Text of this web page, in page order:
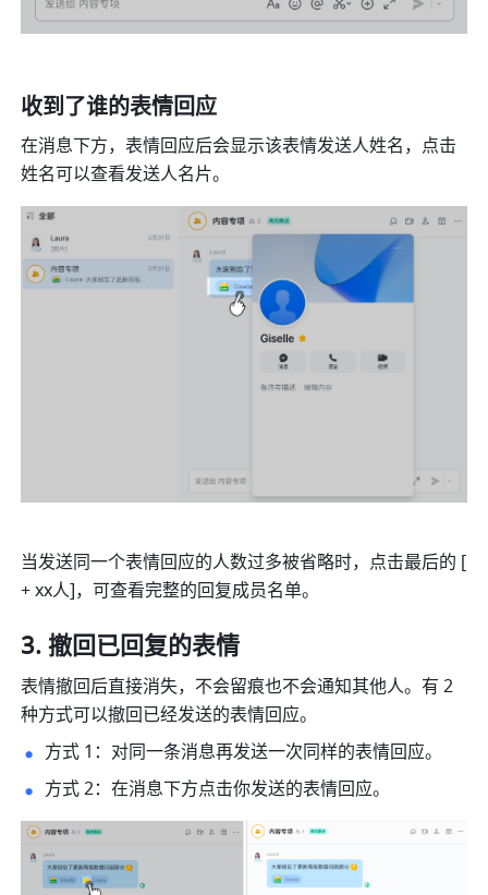
收到了谁的表情回应
在消息下方，表情回应后会显示该表情发送人姓名，点击
姓名可以查看发送人名片。
当发送同一个表情回应的人数过多被省略时，点击最后的 [
+ xx人]，可查看完整的回复成员名单。
撤回已回复的表情
表情撤回后直接消失，不会留痕也不会通知其他人。有 2
种方式可以撤回已经发送的表情回应。
方式 1：对同一条消息再发送一次同样的表情回应。
方式 2：在消息下方点击你发送的表情回应。